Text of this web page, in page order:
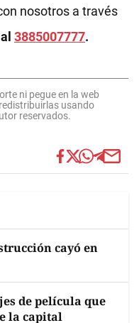
nosotros a través
3885007777.
ni pegue en la web
usando
reservados.
cayó en
de película que
la capital